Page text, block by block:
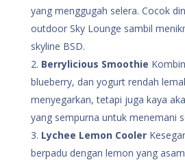
yang menggugah selera. Cocok
outdoor Sky Lounge sambil
skyline BSD.
Berrylicious Smoothie
blueberry, dan yogurt rendah
menyegarkan, tetapi juga kaya
yang sempurna untuk menemani
Lychee Lemon Cooler
berpadu dengan lemon yang